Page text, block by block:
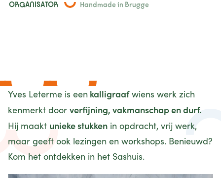
ORGANISATOR
Handmade in Brugge
Yves Leterme is een kalligraafwiens werk zich
kenmerkt door verfijning, vakmanschap en durf.
Hij maakt unieke stukken in opdracht, vrij werk,
maar geeft ook lezingen en workshops. Benieuwd?
Kom het ontdekken in het Sashuis.